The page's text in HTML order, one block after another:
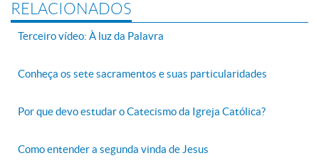
RELACIONADOS
Terceiro vídeo: À luz da Palavra
Conheça os sete sacramentos e suas particularidades
Por que devo estudar o Catecismo da Igreja Católica?
Como entender a segunda vinda de Jesus